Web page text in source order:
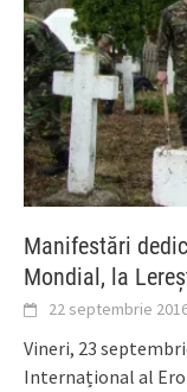
Manifestări
Mondial, la
22 septembrie
Vineri, 23
Internațional al